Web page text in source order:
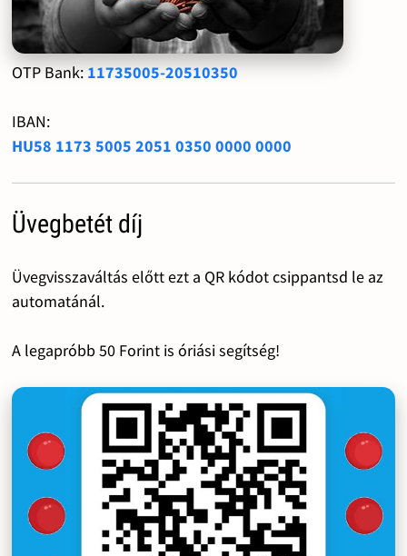
OTP Bank: 11735005-20510350
IBAN:
HU58 1173 5005 2051 0350 0000 0000
Üvegbetét díj
Üvegvisszaváltás előtt ezt a QR kódot csippantsd le az
automatánál.
A legapróbb 50 Forint is óriási segítség!